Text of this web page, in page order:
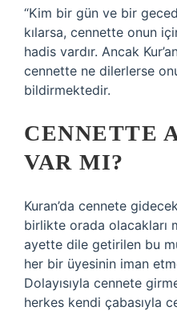
“Kim bir gün ve bir
kılarsa, cennette onun
hadis vardır. Ancak
cennette ne dilerlerse
bildirmektedir.
CENNETTE
VAR MI?
Kuran’da cennete
birlikte orada olacakları
ayette dile getirilen bu
her bir üyesinin iman
Dolayısıyla cennete
herkes kendi çabasıyla